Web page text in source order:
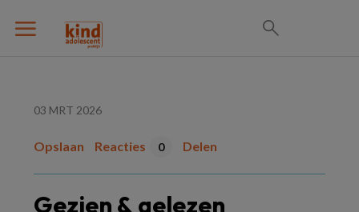
03 MRT 2026
Opslaan Reacties 0 Delen
Gezien & gelezen